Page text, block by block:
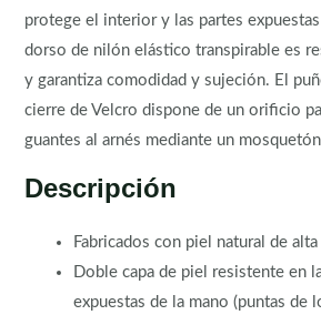
protege el interior y las partes expuestas
dorso de nilón elástico transpirable es
y garantiza comodidad y sujeción. El
cierre de Velcro dispone de un orificio
guantes al arnés mediante un
Descripción
Fabricados con piel natural de alta
Doble capa de piel resistente en
expuestas de la mano (puntas de